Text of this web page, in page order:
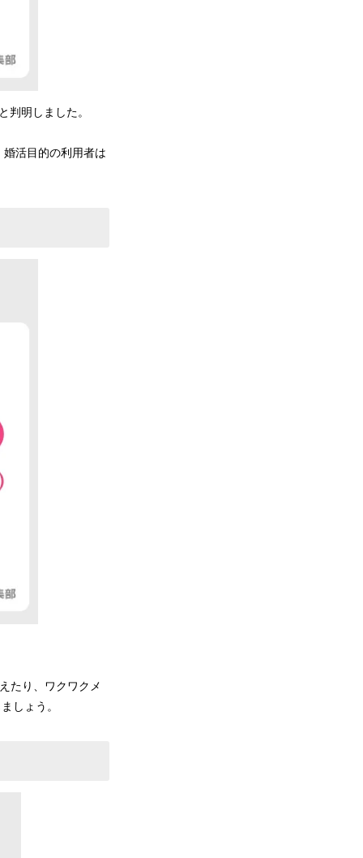
と判明しました。
活目的の利用者は
たり、ワクワクメ
しょう。